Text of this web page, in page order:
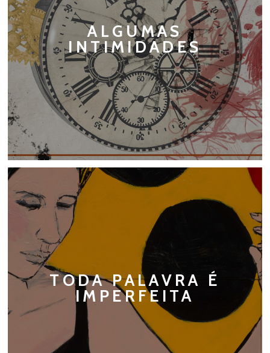
ALGUMAS
INTIMIDADES
TODA PALAVRA É
IMPERFEITA